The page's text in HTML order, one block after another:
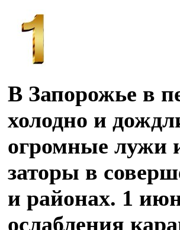
В Запорожье в
холодно и
огромные лужи
заторы в
и районах. 1
ослабления